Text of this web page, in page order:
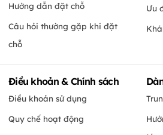
Hướng dẫn đặt chỗ
Câu hỏi thường gặp khi đặt
chỗ
Ưu
Điều khoản & Chính sách
Điều khoản sử dụng
Quy chế hoạt động